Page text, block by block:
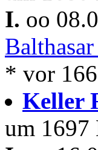
I. oo
Balthasar
* vor
Keller
um 1697